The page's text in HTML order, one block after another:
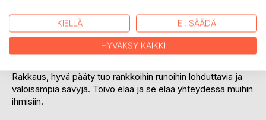
Selkeästi jäsennetyt teemat pitävät sisällään noin 60 runoa,
joissa ihminen törmää yhteiskunnan ja kulttuurin rakenteisiin
ja normistoon. Sisäiset kamppailut vs. ulkoiset
odotusnormit koskettavat syvään päätyyn asti.
Rakkaus, hyvä pääty tuo rankkoihin runoihin lohduttavia ja
valoisampia sävyjä. Toivo elää ja se elää yhteydessä muihin
ihmisiin.
KIELLÄ EI, SÄÄDÄ
HYVÄKSY KAIKKI